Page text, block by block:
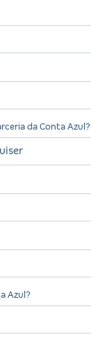
da Conta Azul?
Azul?